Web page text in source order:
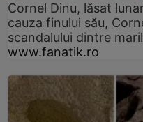
Cornel Dinu, lăsat
cauza finului său,
scandalului dintre
www.fanatik.ro